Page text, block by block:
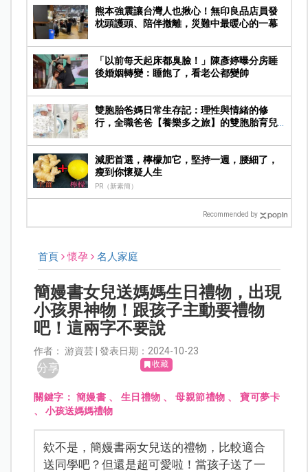
熊本強震讓台灣人也揪心！無印良品店員發
枕頭護頭、陪伴撤離，災難中最暖心的一幕
「以前每天起床都臭臉！」陳彥婷曝分房睡
後婚姻轉變：睡飽了，看老公都變帥
雙胞胎爸媽日常生存記：理性與情緒的修
行，全職爸爸【養樂多之旅】的雙胞胎育兒
減肥首選，檸檬加它，堅持一週，腰細了，
瘦到你懷疑人生
PR（新素簡）
Recommended by
首頁 懷孕 名人家庭
簡嫚書女兒送媽媽生日禮物，出現
小孩界神物！跟孩子主動要禮物
吧！這兩字不要說
作者： 游資芸 | 發表日期：2024-10-23
分享 收藏
關鍵字： 簡嫚書 、 生日禮物 、母親節禮物 、寶可夢卡
、小孩送媽媽禮物
欸不是，簡嫚書兩女兒送的禮物，比較適合
送同學吧？但還是超可愛啦！當孩子送了一